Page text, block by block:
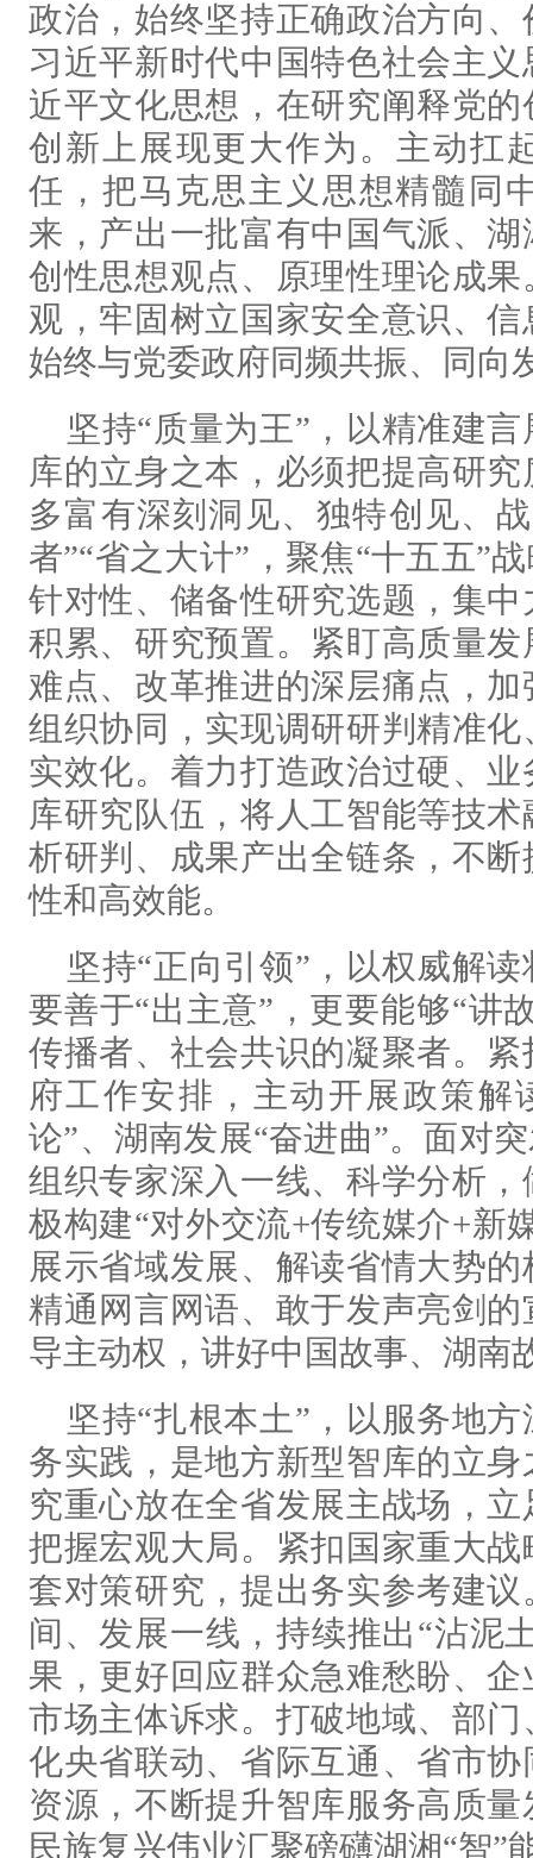
政治，始终坚持正确政治方向
习近平新时代中国特色社会主
近平文化思想，在研究阐释党
创新上展现更大作为。主动扛
任，把马克思主义思想精髓同
来，产出一批富有中国气派、
创性思想观点、原理性理论成
观，牢固树立国家安全意识、
始终与党委政府同频共振、同向
坚持“质量为王”，以精准建
库的立身之本，必须把提高研
多富有深刻洞见、独特创见、
者”“省之大计”，聚焦“十五五”
针对性、储备性研究选题，集
积累、研究预置。紧盯高质量
难点、改革推进的深层痛点，
组织协同，实现调研研判精准
实效化。着力打造政治过硬、
库研究队伍，将人工智能等技
析研判、成果产出全链条，不
性和高效能。
坚持“正向引领”，以权威解
要善于“出主意”，更要能够“讲
传播者、社会共识的凝聚者。
府工作安排，主动开展政策解
论”、湖南发展“奋进曲”。面对
组织专家深入一线、科学分析
极构建“对外交流+传统媒介+新
展示省域发展、解读省情大势
精通网言网语、敢于发声亮剑
导主动权，讲好中国故事、湖南
坚持“扎根本土”，以服务地
务实践，是地方新型智库的立
究重心放在全省发展主战场，
把握宏观大局。紧扣国家重大
套对策研究，提出务实参考建
间、发展一线，持续推出“沾泥
果，更好回应群众急难愁盼、
市场主体诉求。打破地域、部
化央省联动、省际互通、省市
资源，不断提升智库服务高质
民族复兴伟业汇聚磅礴湖湘“智”